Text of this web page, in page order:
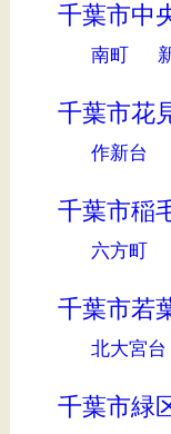
千葉市中
南町
千葉市花
作新台
千葉市稲
六方町
千葉市若
北大宮台
千葉市緑